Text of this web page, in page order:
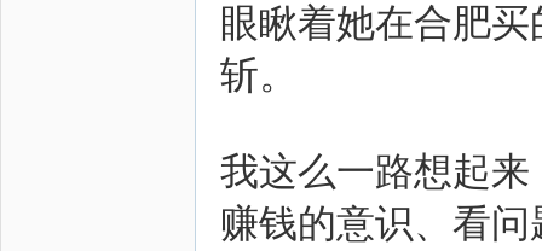
眼瞅着她在合肥
斩。
我这么一路想起
赚钱的意识、看